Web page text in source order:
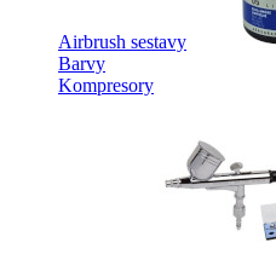
Airbrush sestavy
Barvy
Kompresory